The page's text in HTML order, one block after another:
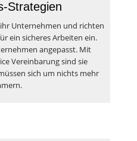
Strategien
Unternehmen und richten
ein sicheres Arbeiten ein.
angepasst. Mit
Vereinbarung sind sie
sich um nichts mehr